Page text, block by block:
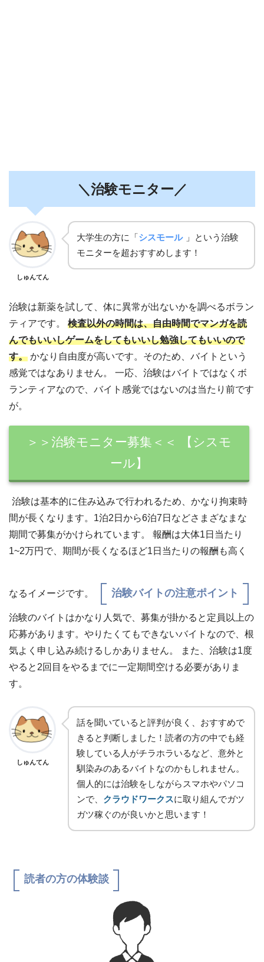
＼治験モニター／
しゅんてん
大学生の方に「シスモール 」という治験
モニターを超おすすめします！
治験は新薬を試して、体に異常が出ないかを調べるボラン
ティアです。 検査以外の時間は、自由時間でマンガを読
んでもいいしゲームをしてもいいし勉強してもいいので
す。 かなり自由度が高いです。そのため、バイトという
感覚ではなありません。 一応、治験はバイトではなくボ
ランティアなので、バイト感覚ではないのは当たり前です
が。
＞＞治験モニター募集＜＜ 【シスモ
ール】
治験は基本的に住み込みで行われるため、かなり拘束時
間が長くなります。1泊2日から6泊7日などさまざなまな
期間で募集がかけられています。 報酬は大体1日当たり
1~2万円で、期間が長くなるほど1日当たりの報酬も高く
なるイメージです。 治験バイトの注意ポイント
治験のバイトはかなり人気で、募集が掛かると定員以上の
応募があります。やりたくてもできないバイトなので、根
気よく申し込み続けるしかありません。 また、治験は1度
やると2回目をやるまでに一定期間空ける必要がありま
す。
しゅんてん
話を聞いていると評判が良く、おすすめで
きると判断しました！読者の方の中でも経
験している人がチラホラいるなど、意外と
馴染みのあるバイトなのかもしれません。
個人的には治験をしながらスマホやパソコ
ンで、 クラウドワークスに取り組んでガツ
ガツ稼ぐのが良いかと思います！
読者の方の体験談